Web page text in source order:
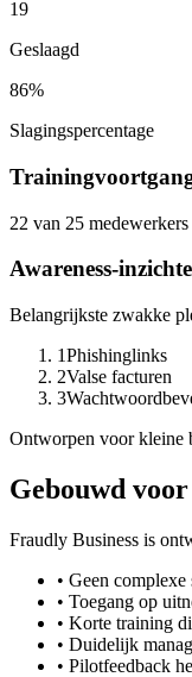
19
Geslaagd
86%
Slagingspercentage
22 van 25
Awareness-
Belangrijkste zwakke
1Phishinglinks
2Valse facturen
3
Ontworpen voor kleine
Gebouwd
Fraudly Business is
• Geen
• Toegang op
• Korte training
• Duidelijk
• Pilotfeedback